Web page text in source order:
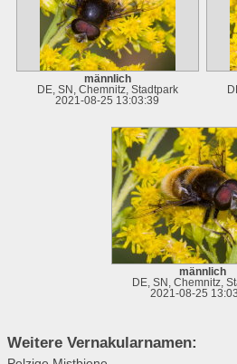
männlich
DE, SN, Chemnitz, Stadtpark
2021-08-25 13:03:39
männlich
DE, SN, Chemnitz,
2021-08-25
Weitere Vernakularnamen: